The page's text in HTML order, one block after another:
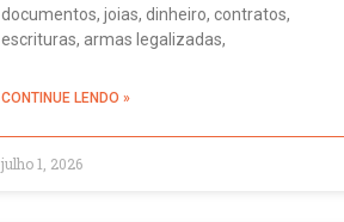
documentos, joias, dinheiro, contratos,
escrituras, armas legalizadas,
CONTINUE LENDO »
julho 1, 2026